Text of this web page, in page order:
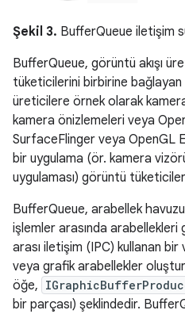
Şekil 3. BufferQueue iletişim
BufferQueue, görüntü akışı
tüketicilerini birbirine bağlayan
üreticilere örnek olarak
kamera önizlemeleri veya
SurfaceFlinger veya OpenGL
bir uygulama (ör. kamera
uygulaması) görüntü
BufferQueue, arabellek
işlemler arasında
arası iletişim (IPC) kullanan bir
veya grafik arabellekler
öğe,
bir parçası) şeklindedir.